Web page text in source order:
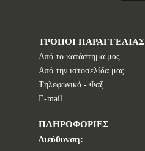
ΤΡΟΠΟΙ ΠΑΡΑΓΓΕΛΙΑΣ
Από το κατάστημα μας
Από την ιστοσελίδα μας
Tηλεφωνικά - Φαξ
E-mail
ΠΛΗΡΟΦΟΡΙΕΣ
Διεύθυνση: